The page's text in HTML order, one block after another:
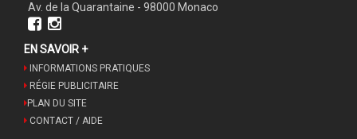
Av. de la Quarantaine - 98000 Monaco
EN SAVOIR +
INFORMATIONS PRATIQUES
RÉGIE PUBLICITAIRE
PLAN DU SITE
CONTACT / AIDE